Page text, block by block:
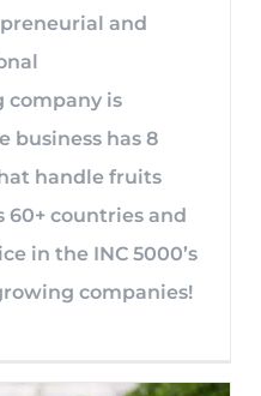
and
is
business has 8
handle fruits
60+ countries and
in the INC 5000’s
companies!